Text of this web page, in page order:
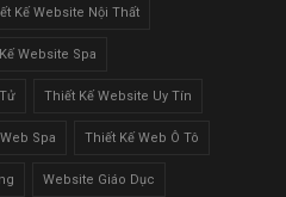
Kế Website Nội Thất
Website Spa
Thiết Kế Website Uy Tín
Spa Thiết Kế Web Ô Tô
Website Giáo Dục